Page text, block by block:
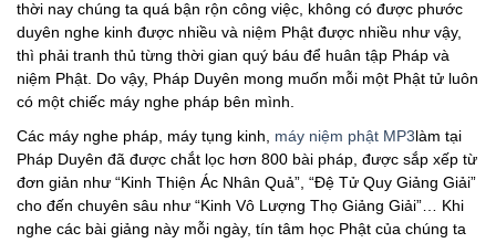
thời nay chúng ta quá bận rộn công việc, không có được phước
duyên nghe kinh được nhiều và niệm Phật được nhiều như vậy,
thì phải tranh thủ từng thời gian quý báu để huân tập Pháp và
niệm Phật. Do vậy, Pháp Duyên mong muốn mỗi một Phật tử luôn
có một chiếc máy nghe pháp bên mình.
Các máy nghe pháp, máy tụng kinh, máy niệm phật MP3 làm tại
Pháp Duyên đã được chắt lọc hơn 800 bài pháp, được sắp xếp từ
đơn giản như “Kinh Thiện Ác Nhân Quả”, “Đệ Tử Quy Giảng Giải”
cho đến chuyên sâu như “Kinh Vô Lượng Thọ Giảng Giải”… Khi
nghe các bài giảng này mỗi ngày, tín tâm học Phật của chúng ta